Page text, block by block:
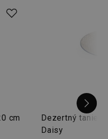
cm
Dezertný tanier
Daisy